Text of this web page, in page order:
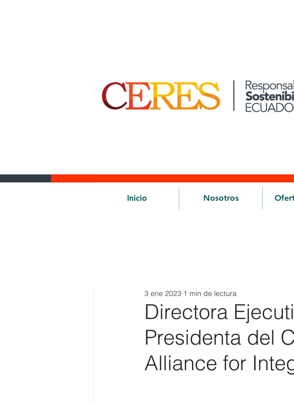
Inicio Nosotros
Directora
Presidenta del
Alliance for
3 ene 2023 1 min de lectura